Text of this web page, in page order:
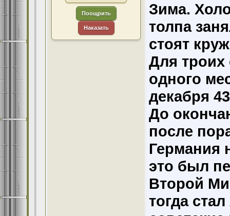
Поощрить
Наказать
Зима.
толпа
стоят
Для троих
одного
декабря
До
после
Германия
это был
Второй
тогда